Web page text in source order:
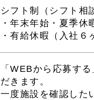
シフト制（シフト相
・年末年始・夏季休
・有給休暇（入社６
「WEBから応募す
だきます。
一度施設を確認した